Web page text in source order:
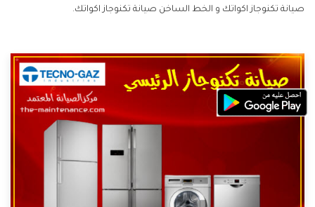
صيانة تكنوجاز اكواتك و الخط الساخن صيانة تكنوجاز اكواتك.